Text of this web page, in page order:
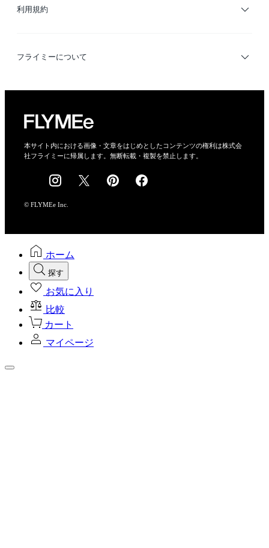
利用規約
利用規約
フライミーについて
会社概要
採用情報
本サイト内における画像・文章をはじめとしたコンテンツの権利は株式会
社フライミーに帰属します。無断転載・複製を禁止します。
© FLYMEe Inc.
ホーム
探す
お気に入り
比較
カート
マイページ